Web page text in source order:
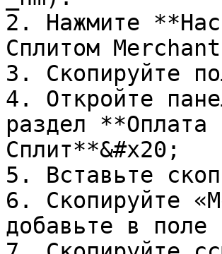
2. Нажмите
Сплитом
3. Скопируйте
4. Откройте
раздел
Сплит**&#x20;
5. Вставьте
6. Скопируйте
добавьте в поле